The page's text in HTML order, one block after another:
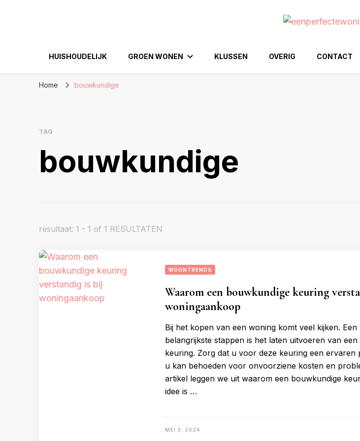
HUISHOUDELIJK GROEN WONEN KLUSSEN OVERIG CONTACT
Home bouwkundige
TAG
bouwkundige
resultaat: 1 - 1 of 1 RESULTATEN
WOONTRENDS
Waarom een bouwkundige keuring
woningaankoop
Bij het kopen van een woning komt veel kijken. Een
belangrijkste stappen is het laten uitvoeren van
keuring. Zorg dat u voor deze keuring een ervaren
u kan behoeden voor onvoorziene kosten en
artikel leggen we uit waarom een bouwkundige
idee is …
MEI 3, 2024